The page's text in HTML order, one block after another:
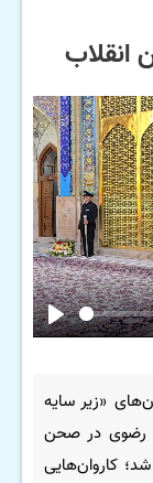
انقلاب
Play
«زیر سایه
رضوی در صحن
شد؛ کاروان‌هایی